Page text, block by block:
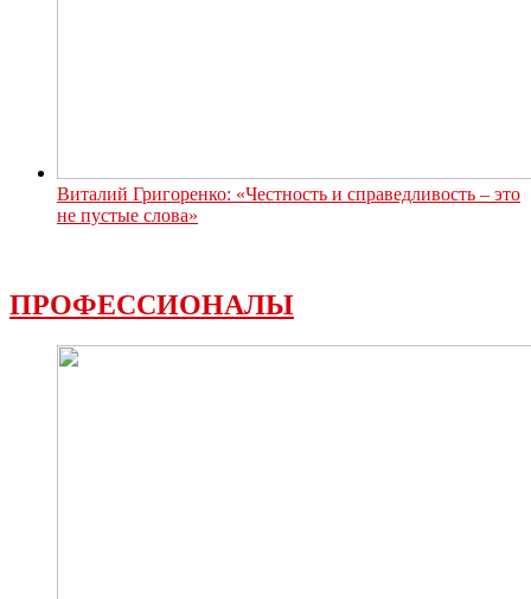
Виталий Григоренко: «Честность и справедливость – это
не пустые слова»
ПРОФЕССИОНАЛЫ